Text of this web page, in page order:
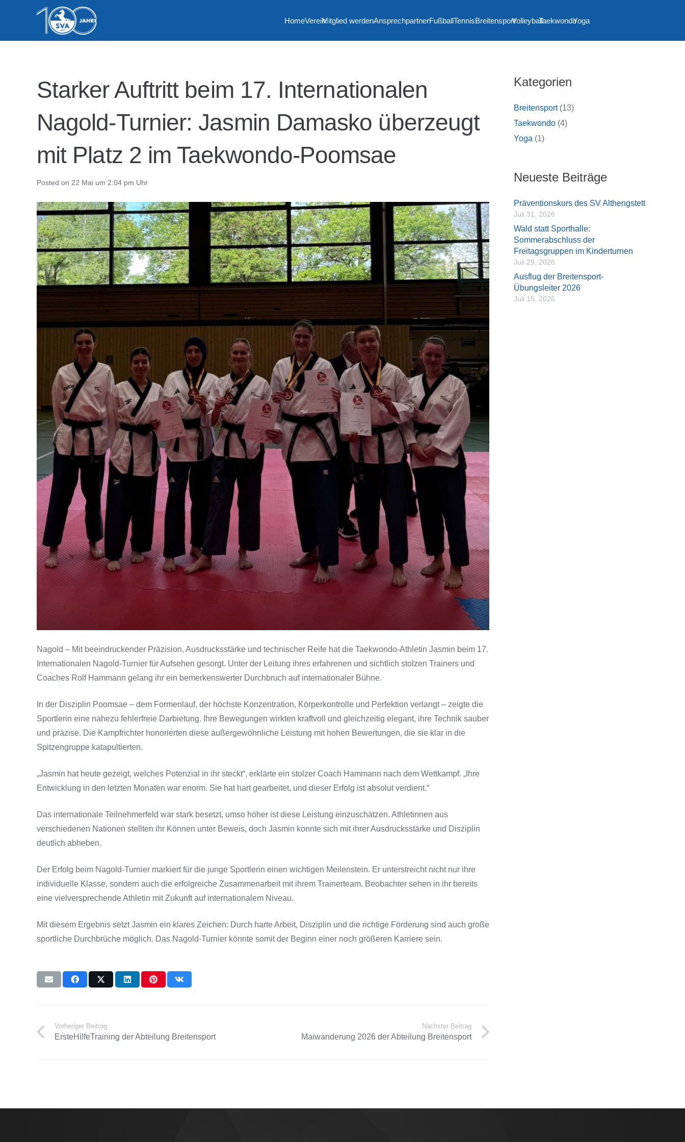
HomeVereinMitglied werdenAnsprechpartnerFußballTennisBreitensportVolleyballTaekwondoYoga
Starker Auftritt beim 17. Internationalen
Nagold-Turnier: Jasmin Damasko überzeugt
mit Platz 2 im Taekwondo-Poomsae
Posted on 22 Mai um 2:04 pm Uhr
Nagold – Mit beeindruckender Präzision, Ausdrucksstärke und technischer Reife hat die Taekwondo-Athletin Jasmin beim 17.
Internationalen Nagold-Turnier für Aufsehen gesorgt. Unter der Leitung ihres erfahrenen und sichtlich stolzen Trainers und
Coaches Rolf Hammann gelang ihr ein bemerkenswerter Durchbruch auf internationaler Bühne.
In der Disziplin Poomsae – dem Formenlauf, der höchste Konzentration, Körperkontrolle und Perfektion verlangt – zeigte die
Sportlerin eine nahezu fehlerfreie Darbietung. Ihre Bewegungen wirkten kraftvoll und gleichzeitig elegant, ihre Technik sauber
und präzise. Die Kampfrichter honorierten diese außergewöhnliche Leistung mit hohen Bewertungen, die sie klar in die
Spitzengruppe katapultierten.
„Jasmin hat heute gezeigt, welches Potenzial in ihr steckt“, erklärte ein stolzer Coach Hammann nach dem Wettkampf. „Ihre
Entwicklung in den letzten Monaten war enorm. Sie hat hart gearbeitet, und dieser Erfolg ist absolut verdient.“
Das internationale Teilnehmerfeld war stark besetzt, umso höher ist diese Leistung einzuschätzen. Athletinnen aus
verschiedenen Nationen stellten ihr Können unter Beweis, doch Jasmin konnte sich mit ihrer Ausdrucksstärke und Disziplin
deutlich abheben.
Der Erfolg beim Nagold-Turnier markiert für die junge Sportlerin einen wichtigen Meilenstein. Er unterstreicht nicht nur ihre
individuelle Klasse, sondern auch die erfolgreiche Zusammenarbeit mit ihrem Trainerteam. Beobachter sehen in ihr bereits
eine vielversprechende Athletin mit Zukunft auf internationalem Niveau.
Mit diesem Ergebnis setzt Jasmin ein klares Zeichen: Durch harte Arbeit, Disziplin und die richtige Förderung sind auch große
sportliche Durchbrüche möglich. Das Nagold-Turnier könnte somit der Beginn einer noch größeren Karriere sein.
Vorheriger Beitrag
ErsteHilfeTraining der Abteilung Breitensport
Nächster Beitrag
Maiwanderung 2026 der Abteilung Breitensport
Kategorien
Breitensport(13)
Taekwondo (4)
Yoga (1)
Neueste Beiträge
Präventionskurs des SV Althengstett
Juli 31, 2026
Wald statt Sporthalle:
Sommerabschluss der
Freitagsgruppen im Kinderturnen
Juli 29, 2026
Ausflug der Breitensport-
Übungsleiter 2026
Juli 15, 2026